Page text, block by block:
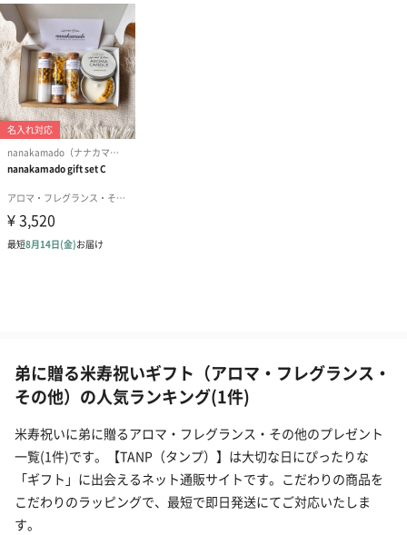
弟に贈る米寿祝いギフト（アロマ・フレグランス・
その他）の人気ランキング(1件)
米寿祝いに弟に贈るアロマ・フレグランス・その他のプレゼント
一覧(1件)です。【TANP（タンプ）】は大切な日にぴったりな
「ギフト」に出会えるネット通販サイトです。こだわりの商品を
こだわりのラッピングで、最短で即日発送にてご対応いたしま
す。